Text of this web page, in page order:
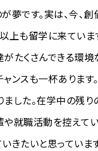
夢です。実は、今、
上も留学に来ていま
たくさんできる環境
ンスも一杯あります
した。在学中の残り
や就職活動を控えて
きたいと思っています